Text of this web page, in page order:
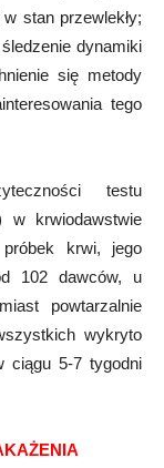
stan przewlekły;
dynamiki
się metody
tego
testu
w krwiodawstwie
krwi, jego
102 dawców, u
powtarzalnie
wykryto
ciągu 5-7 tygodni